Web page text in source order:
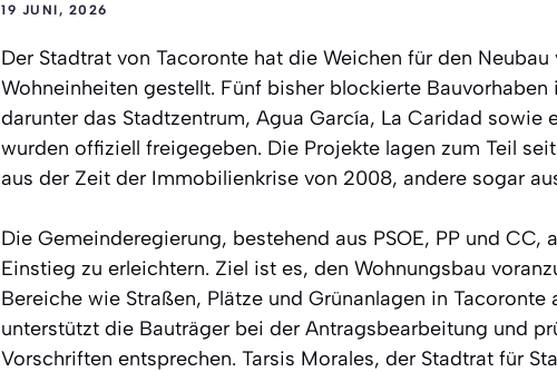
19 JUNI, 2026
Der Stadtrat von Tacoronte hat die Weichen für den
Wohneinheiten gestellt. Fünf bisher blockierte
darunter das Stadtzentrum, Agua García, La Caridad sowie
wurden offiziell freigegeben. Die Projekte lagen zum Teil
aus der Zeit der Immobilienkrise von 2008, andere sogar
Die Gemeinderegierung, bestehend aus PSOE, PP und
Einstieg zu erleichtern. Ziel ist es, den Wohnungsbau
Bereiche wie Straßen, Plätze und Grünanlagen in
unterstützt die Bauträger bei der Antragsbearbeitung und
Vorschriften entsprechen. Tarsis Morales, der Stadtrat für